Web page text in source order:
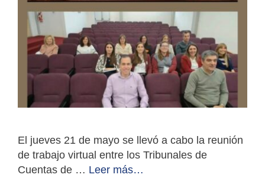
El jueves 21 de mayo se llevó a cabo la reunión
de trabajo virtual entre los Tribunales de
Cuentas de … Leer más…